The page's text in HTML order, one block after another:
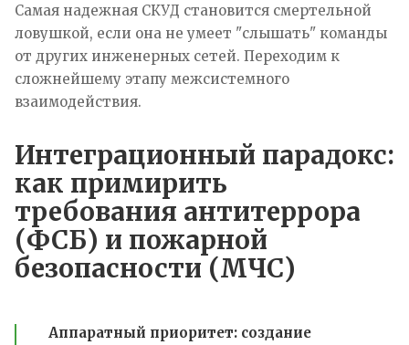
Самая надежная СКУД становится смертельной
ловушкой, если она не умеет "слышать" команды
от других инженерных сетей. Переходим к
сложнейшему этапу межсистемного
взаимодействия.
Интеграционный парадокс:
как примирить
требования антитеррора
(ФСБ) и пожарной
безопасности (МЧС)
Аппаратный приоритет: создание